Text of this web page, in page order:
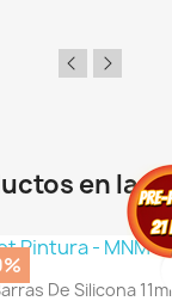
en la
De Silicona